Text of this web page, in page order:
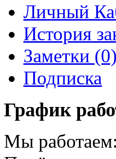
Личный
История
Заметки (0)
Подписка
График
Мы